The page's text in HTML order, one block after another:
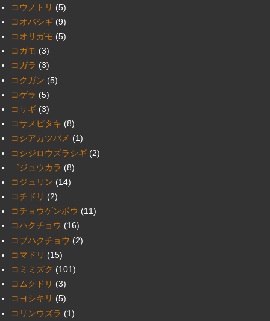
コウノトリ (5)
コオバシギ (9)
コオリガモ (5)
コガモ (3)
コガラ (3)
コクガン (5)
コゲラ (5)
コサギ (3)
コサメビタキ (8)
コシアカツバメ (1)
コシジロウズラシギ (2)
ゴジュウカラ (8)
コジュリン (14)
コチドリ (2)
コチョウゲンボウ (11)
コハクチョウ (16)
コブハクチョウ (2)
コマドリ (15)
コミミズク (101)
コムクドリ (3)
コヨシキリ (5)
コリンウズラ (1)